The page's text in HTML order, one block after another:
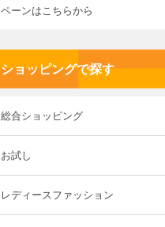
ペーンはこちらから
ショッピングで探す
総合ショッピング
お試し
レディースファッション